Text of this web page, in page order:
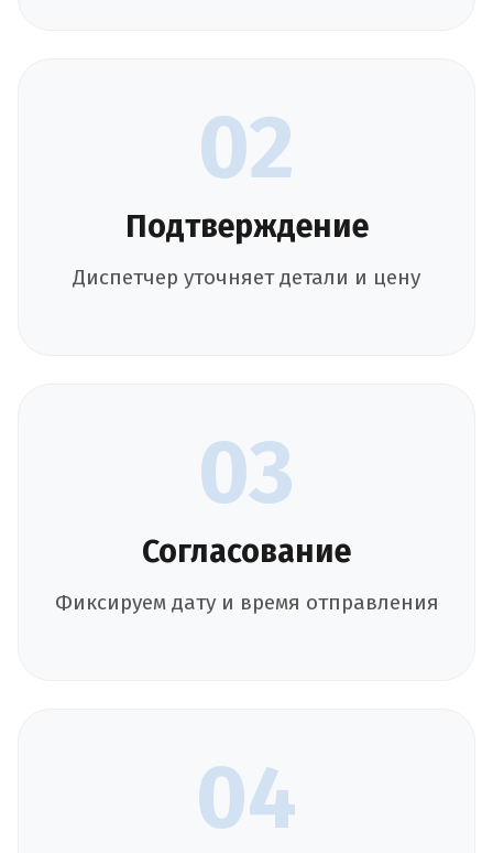
02
Подтверждение
Диспетчер уточняет детали и цену
03
Согласование
Фиксируем дату и время отправления
04